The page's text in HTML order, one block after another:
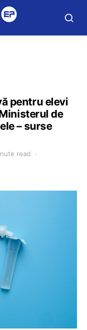
pentru elevi
de
– surse
read